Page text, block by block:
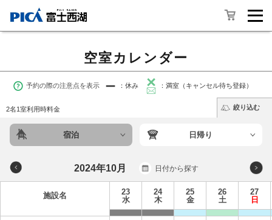
空室カレンダー
宿泊 日帰り
予約の際の注意点を表示 ：休み ：満室（キャンセル待ち登録）
2名1室利用時料金 絞り込む
2024年10月 日付から探す
施設名
23
水
24
木
25
金
26
土
27
日